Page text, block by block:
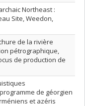
Northeast :
Site, Weedon,
de la rivière
pétrographique,
de production de
de géorgien
et azéris